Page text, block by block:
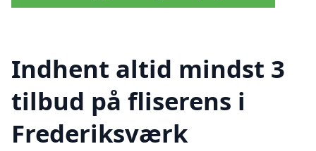
Indhent altid mindst 3
tilbud på fliserens i
Frederiksværk